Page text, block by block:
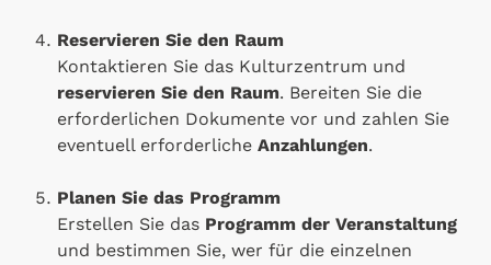
Reservieren Sie den Raum
Kontaktieren Sie das Kulturzentrum und
reservieren Sie den Raum. Bereiten Sie die
erforderlichen Dokumente vor und zahlen Sie
eventuell erforderliche Anzahlungen.
Planen Sie das Programm
Erstellen Sie das Programm der Veranstaltung
und bestimmen Sie, wer für die einzelnen